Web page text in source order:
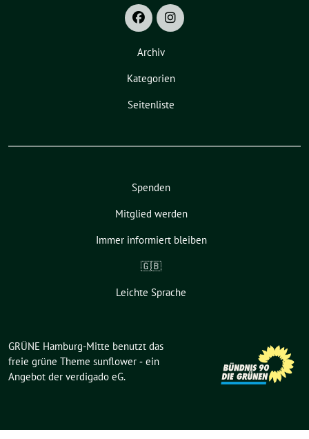
Archiv
Kategorien
Seitenliste
Spenden
Mitglied werden
Immer informiert bleiben
🇬🇧
Leichte Sprache
GRÜNE Hamburg-Mitte benutzt das
freie grüne Theme sunflower ‐ ein
Angebot der verdigado eG.